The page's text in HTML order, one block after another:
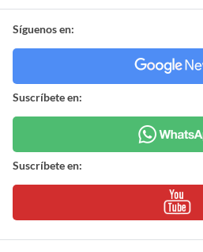
Síguenos en:
Suscríbete en:
Suscríbete en: